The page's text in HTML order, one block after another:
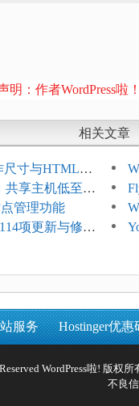
明：作者WordPress啦
相关文章
尺寸与HTML添
共享主机低至
点管理功能
项更新与修
站服务 Hostinger优惠
WordPress啦! 版权
不良